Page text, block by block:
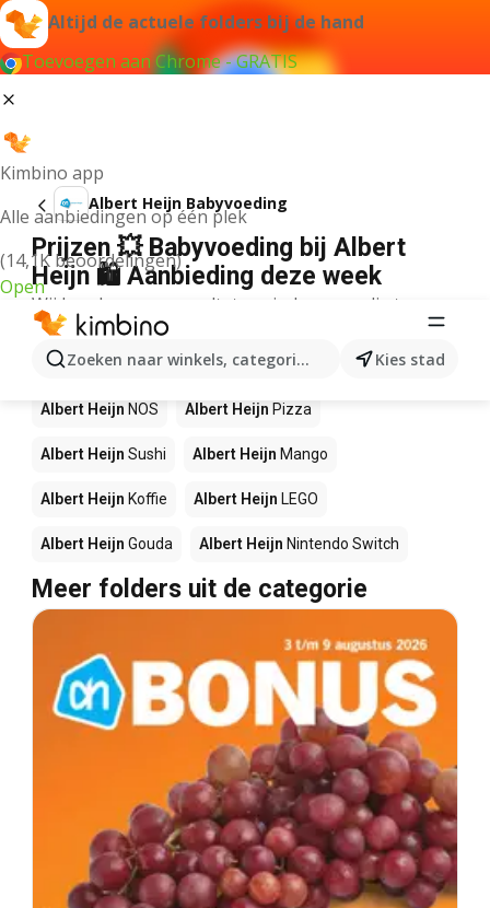
Altijd de actuele folders bij de hand
Toevoegen aan Chrome - GRATIS
Kimbino app
Alle aanbiedingen op één plek
(14,1K beoordelingen)
Open
Zoeken naar winkels, categorieën, producten...
Kies stad
Albert Heijn Babyvoeding
Prijzen 💥 Babyvoeding bij Albert
Heijn 🛍️ Aanbieding deze week
Wij konden geen resultaten vinden voor die term.
Andere producten in winkels Albert
Heijn
Albert Heijn NOS Albert Heijn Pizza
Albert Heijn Sushi Albert Heijn Mango
Albert Heijn Koffie Albert Heijn LEGO
Albert Heijn Gouda Albert Heijn Nintendo Switch
Meer folders uit de categorie